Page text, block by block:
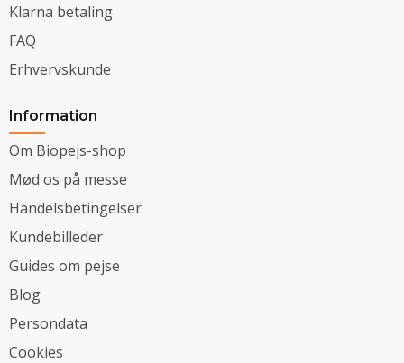
Klarna betaling
FAQ
Erhvervskunde
Information
Om Biopejs-shop
Mød os på messe
Handelsbetingelser
Kundebilleder
Guides om pejse
Blog
Persondata
Cookies